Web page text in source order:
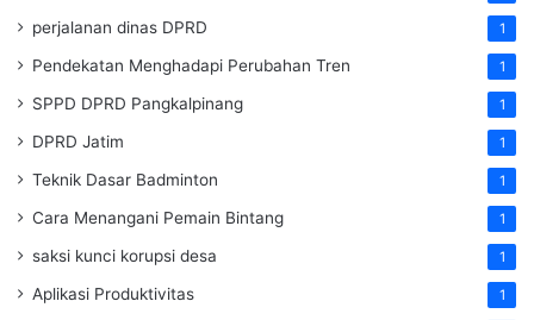
perjalanan dinas DPRD 1
Pendekatan Menghadapi Perubahan Tren 1
SPPD DPRD Pangkalpinang 1
DPRD Jatim 1
Teknik Dasar Badminton 1
Cara Menangani Pemain Bintang 1
saksi kunci korupsi desa 1
Aplikasi Produktivitas 1